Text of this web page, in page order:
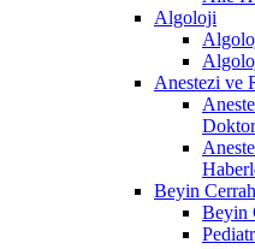
Algoloji
Anestezi ve
Beyin
Beyin